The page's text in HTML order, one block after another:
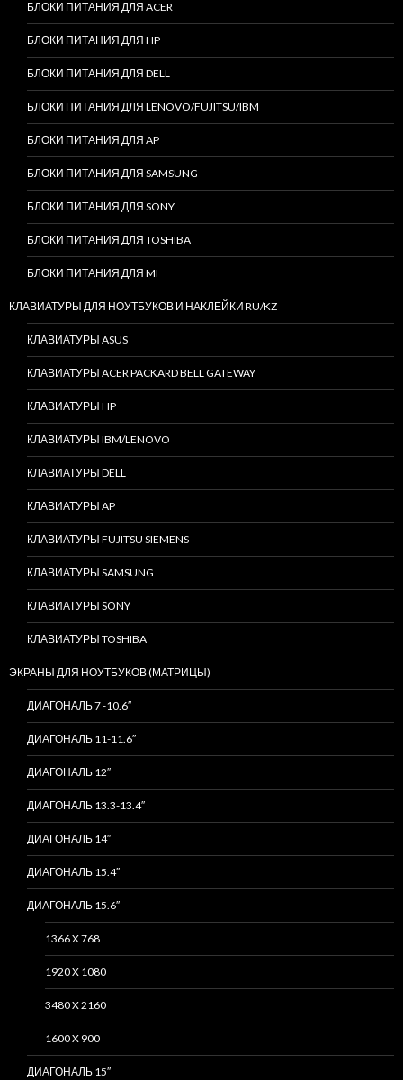
БЛОКИ ПИТАНИЯ ДЛЯ ACER
БЛОКИ ПИТАНИЯ ДЛЯ HP
БЛОКИ ПИТАНИЯ ДЛЯ DELL
БЛОКИ ПИТАНИЯ ДЛЯ LENOVO/FUJITSU/IBM
БЛОКИ ПИТАНИЯ ДЛЯ AP
БЛОКИ ПИТАНИЯ ДЛЯ SAMSUNG
БЛОКИ ПИТАНИЯ ДЛЯ SONY
БЛОКИ ПИТАНИЯ ДЛЯ TOSHIBA
БЛОКИ ПИТАНИЯ ДЛЯ MI
КЛАВИАТУРЫ ДЛЯ НОУТБУКОВ И НАКЛЕЙКИ RU/KZ
КЛАВИАТУРЫ ASUS
КЛАВИАТУРЫ ACER PACKARD BELL GATEWAY
КЛАВИАТУРЫ HP
КЛАВИАТУРЫ IBM/LENOVO
КЛАВИАТУРЫ DELL
КЛАВИАТУРЫ AP
КЛАВИАТУРЫ FUJITSU SIEMENS
КЛАВИАТУРЫ SAMSUNG
КЛАВИАТУРЫ SONY
КЛАВИАТУРЫ TOSHIBA
ЭКРАНЫ ДЛЯ НОУТБУКОВ (МАТРИЦЫ)
ДИАГОНАЛЬ 7 -10.6″
ДИАГОНАЛЬ 11-11.6″
ДИАГОНАЛЬ 12″
ДИАГОНАЛЬ 13.3-13.4″
ДИАГОНАЛЬ 14″
ДИАГОНАЛЬ 15.4″
ДИАГОНАЛЬ 15.6″
1366 X 768
1920 X 1080
3480 X 2160
1600 X 900
ДИАГОНАЛЬ 15″